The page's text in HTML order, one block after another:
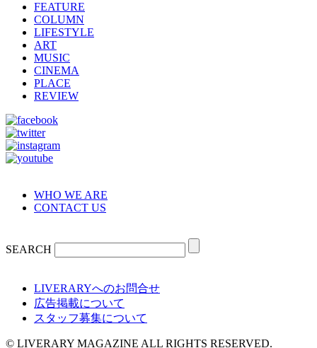
FEATURE
COLUMN
LIFESTYLE
ART
MUSIC
CINEMA
PLACE
REVIEW
WHO WE ARE
CONTACT US
SEARCH
LIVERARYへのお問合せ
広告掲載について
スタッフ募集について
© LIVERARY MAGAZINE ALL RIGHTS RESERVED.